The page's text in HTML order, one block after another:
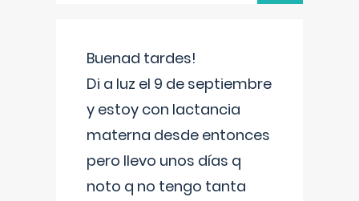
Buenad tardes!
Di a luz el 9 de septiembre
y estoy con lactancia
materna desde entonces
pero llevo unos días q
noto q no tengo tanta